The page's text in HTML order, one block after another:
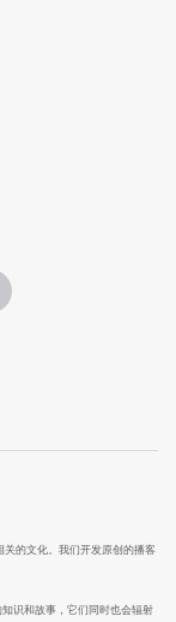
的文化。我们开发原创的播客
识和故事，它们同时也会辐射